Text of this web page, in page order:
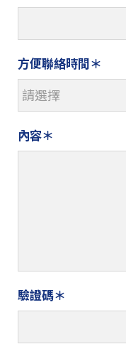
方便聯絡時間
內容
驗證碼